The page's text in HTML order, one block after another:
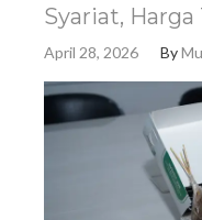
Syariat,
April 28, 2026 By